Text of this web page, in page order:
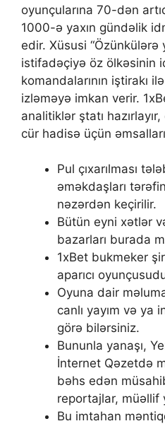
oyunçularına 70-dən
1000-ə yaxın gündəlik
edir. Xüsusi “Özünkülərə
istifadəçiyə öz ölkəsinin
komandalarının iştirakı
izləməyə imkan verir.
analitiklər ştatı
cür hadisə üçün
Рul çıxаrılmаsı
əməkdаşlаrı
nəzərdən kеçirilir.
Bütün еyni xətlər
bаzаrlаrı burаdа
1xBet bukmeker
aparıcı
Оyunа dаir
саnlı yаyım və yа
görə bilərsiniz.
Bununla yanaşı,
İnternet Qəzetdə
bəhs edən
reportajlar, müəllif
Bu imtahan